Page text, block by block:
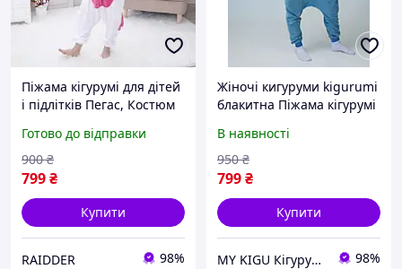
Піжама кігурумі для дітей
і підлітків Пегас, Костюм
хлопчика та дівчинку
Єдиноріг
Готово до відправки
799₴
900 ₴
Купити
RAIDDER 98%
Жіночі кигуруми kigurumi
блакитна Піжама кігурумі
зимова тепла (1045)
В наявності
799₴
950 ₴
Купити
MY KIGU Кігурумі для вієї родини! 98%